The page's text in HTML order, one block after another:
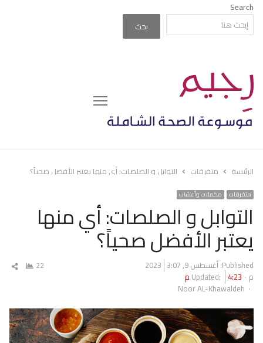
Search
بحث
Menu
الرئيسة متفرقات التوابل و الصلصات: أي منها يعتبر الأفضل صحياً؟
متفرقات مكملات وأعشاب
التوابل و الصلصات: أي منها
يعتبر الأفضل صحياً؟
Published: أغسطس 9, 2023
3:07
م
Updated: 4:23 م
Author
Noor AL-Khawaldeh
22